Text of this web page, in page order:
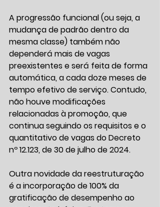
A progressão funcional (ou seja, a
mudança de padrão dentro da
mesma classe) também não
dependerá mais de vagas
preexistentes e será feita de forma
automática, a cada doze meses de
tempo efetivo de serviço. Contudo,
não houve modificações
relacionadas à promoção, que
continua seguindo os requisitos e o
quantitativo de vagas do Decreto
nº 12.123, de 30 de julho de 2024.
Outra novidade da reestruturação
é a incorporação de 100% da
gratificação de desempenho ao